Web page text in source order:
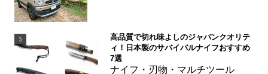
5
高品質で切れ味よしのジャパンクオリテ
ィ！日本製のサバイバルナイフおすすめ
7選
ナイフ・刃物・マルチツール